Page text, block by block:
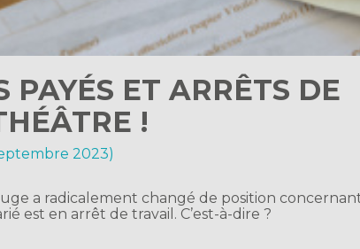
PAYÉS ET ARRÊTS DE
!
2023)
a radicalement changé de position
est en arrêt de travail. C’est-à-dire ?